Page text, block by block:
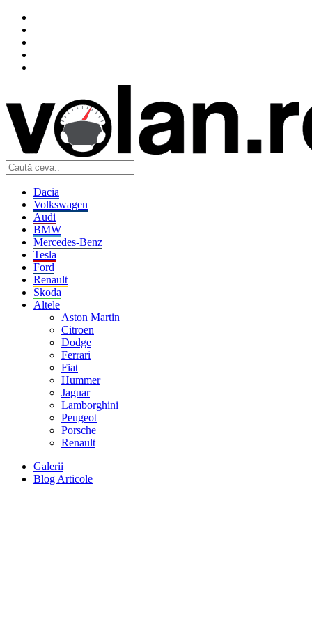
Dacia
Volkswagen
Audi
BMW
Mercedes-Benz
Tesla
Ford
Renault
Skoda
Altele
Aston Martin
Citroen
Dodge
Ferrari
Fiat
Hummer
Jaguar
Lamborghini
Peugeot
Porsche
Renault
Galerii
Blog Articole